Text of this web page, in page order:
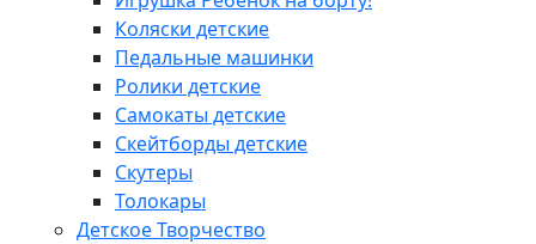
Коляски детские
Педальные машинки
Ролики детские
Самокаты детские
Скейтборды детские
Скутеры
Толокары
Детское Творчество